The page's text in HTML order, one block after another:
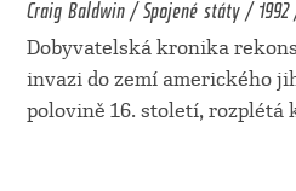
Dobyvatelská kronika
invazi do zemí amerického
polovině 16. století, rozplétá